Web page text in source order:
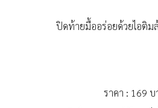
ปิดท้ายมื้ออร่อยด้วยไอติม
ราคา : 169